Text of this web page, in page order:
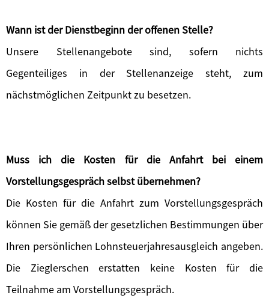
Wann ist der Dienstbeginn der offenen Stelle?
Unsere Stellenangebote sind, sofern nichts
Gegenteiliges in der Stellenanzeige steht, zum
nächstmöglichen Zeitpunkt zu besetzen.
Muss ich die Kosten für die Anfahrt bei einem
Vorstellungsgespräch selbst übernehmen?
Die Kosten für die Anfahrt zum Vorstellungsgespräch
können Sie gemäß der gesetzlichen Bestimmungen über
Ihren persönlichen Lohnsteuerjahresausgleich angeben.
Die Zieglerschen erstatten keine Kosten für die
Teilnahme am Vorstellungsgespräch.